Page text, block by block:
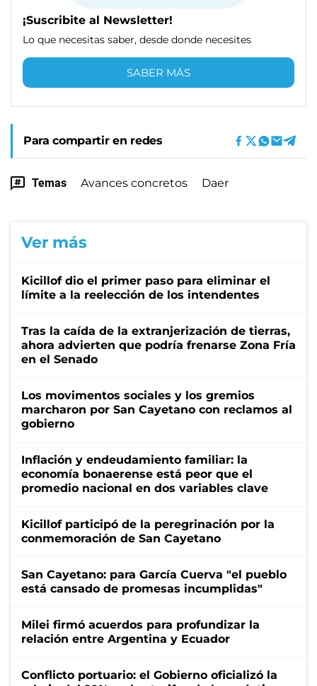
¡Suscribite al Newsletter!
Lo que necesitas saber, desde donde necesites
SABER MÁS
Para compartir en redes
Temas Avances concretos Daer
Ver más
Kicillof dio el primer paso para eliminar el
límite a la reelección de los intendentes
Tras la caída de la extranjerización de tierras,
ahora advierten que podría frenarse Zona Fría
en el Senado
Los movimentos sociales y los gremios
marcharon por San Cayetano con reclamos al
gobierno
Inflación y endeudamiento familiar: la
economía bonaerense está peor que el
promedio nacional en dos variables clave
Kicillof participó de la peregrinación por la
conmemoración de San Cayetano
San Cayetano: para García Cuerva "el pueblo
está cansado de promesas incumplidas"
Milei firmó acuerdos para profundizar la
relación entre Argentina y Ecuador
Conflicto portuario: el Gobierno oficializó la